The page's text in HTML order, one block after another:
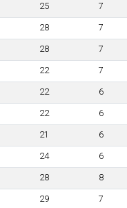
25 7
28 7
28 7
22 7
22 6
22 6
21 6
24 6
28 8
29 7